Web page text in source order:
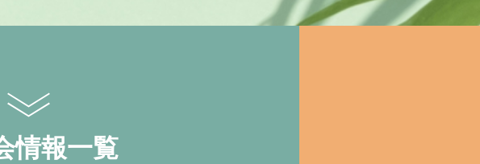
情報一覧